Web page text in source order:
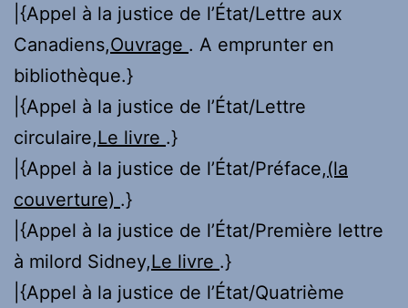
|{Appel à la justice de l’État/Lettre aux
Canadiens,Ouvrage . A emprunter en
bibliothèque.}
|{Appel à la justice de l’État/Lettre
circulaire,Le livre .}
|{Appel à la justice de l’État/Préface,(la
couverture) .}
|{Appel à la justice de l’État/Première lettre
à milord Sidney,Le livre .}
|{Appel à la justice de l’État/Quatrième